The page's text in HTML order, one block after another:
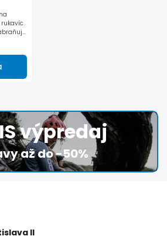
až do -50%
výpredaj
II